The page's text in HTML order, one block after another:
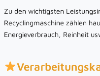
Zu den wichtigsten
Recyclingmaschine zählen
Energieverbrauch, Reinheit